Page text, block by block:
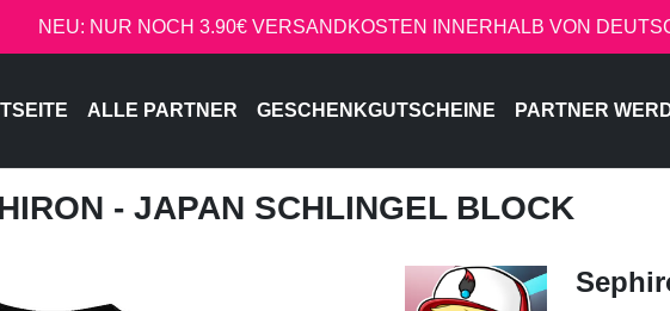
NEU: NUR NOCH 3.90€ VERSANDKOSTEN INNERHALB VON
ALLE PARTNER GESCHENKGUTSCHEINE PARTNER
- JAPAN SCHLINGEL BLOCK